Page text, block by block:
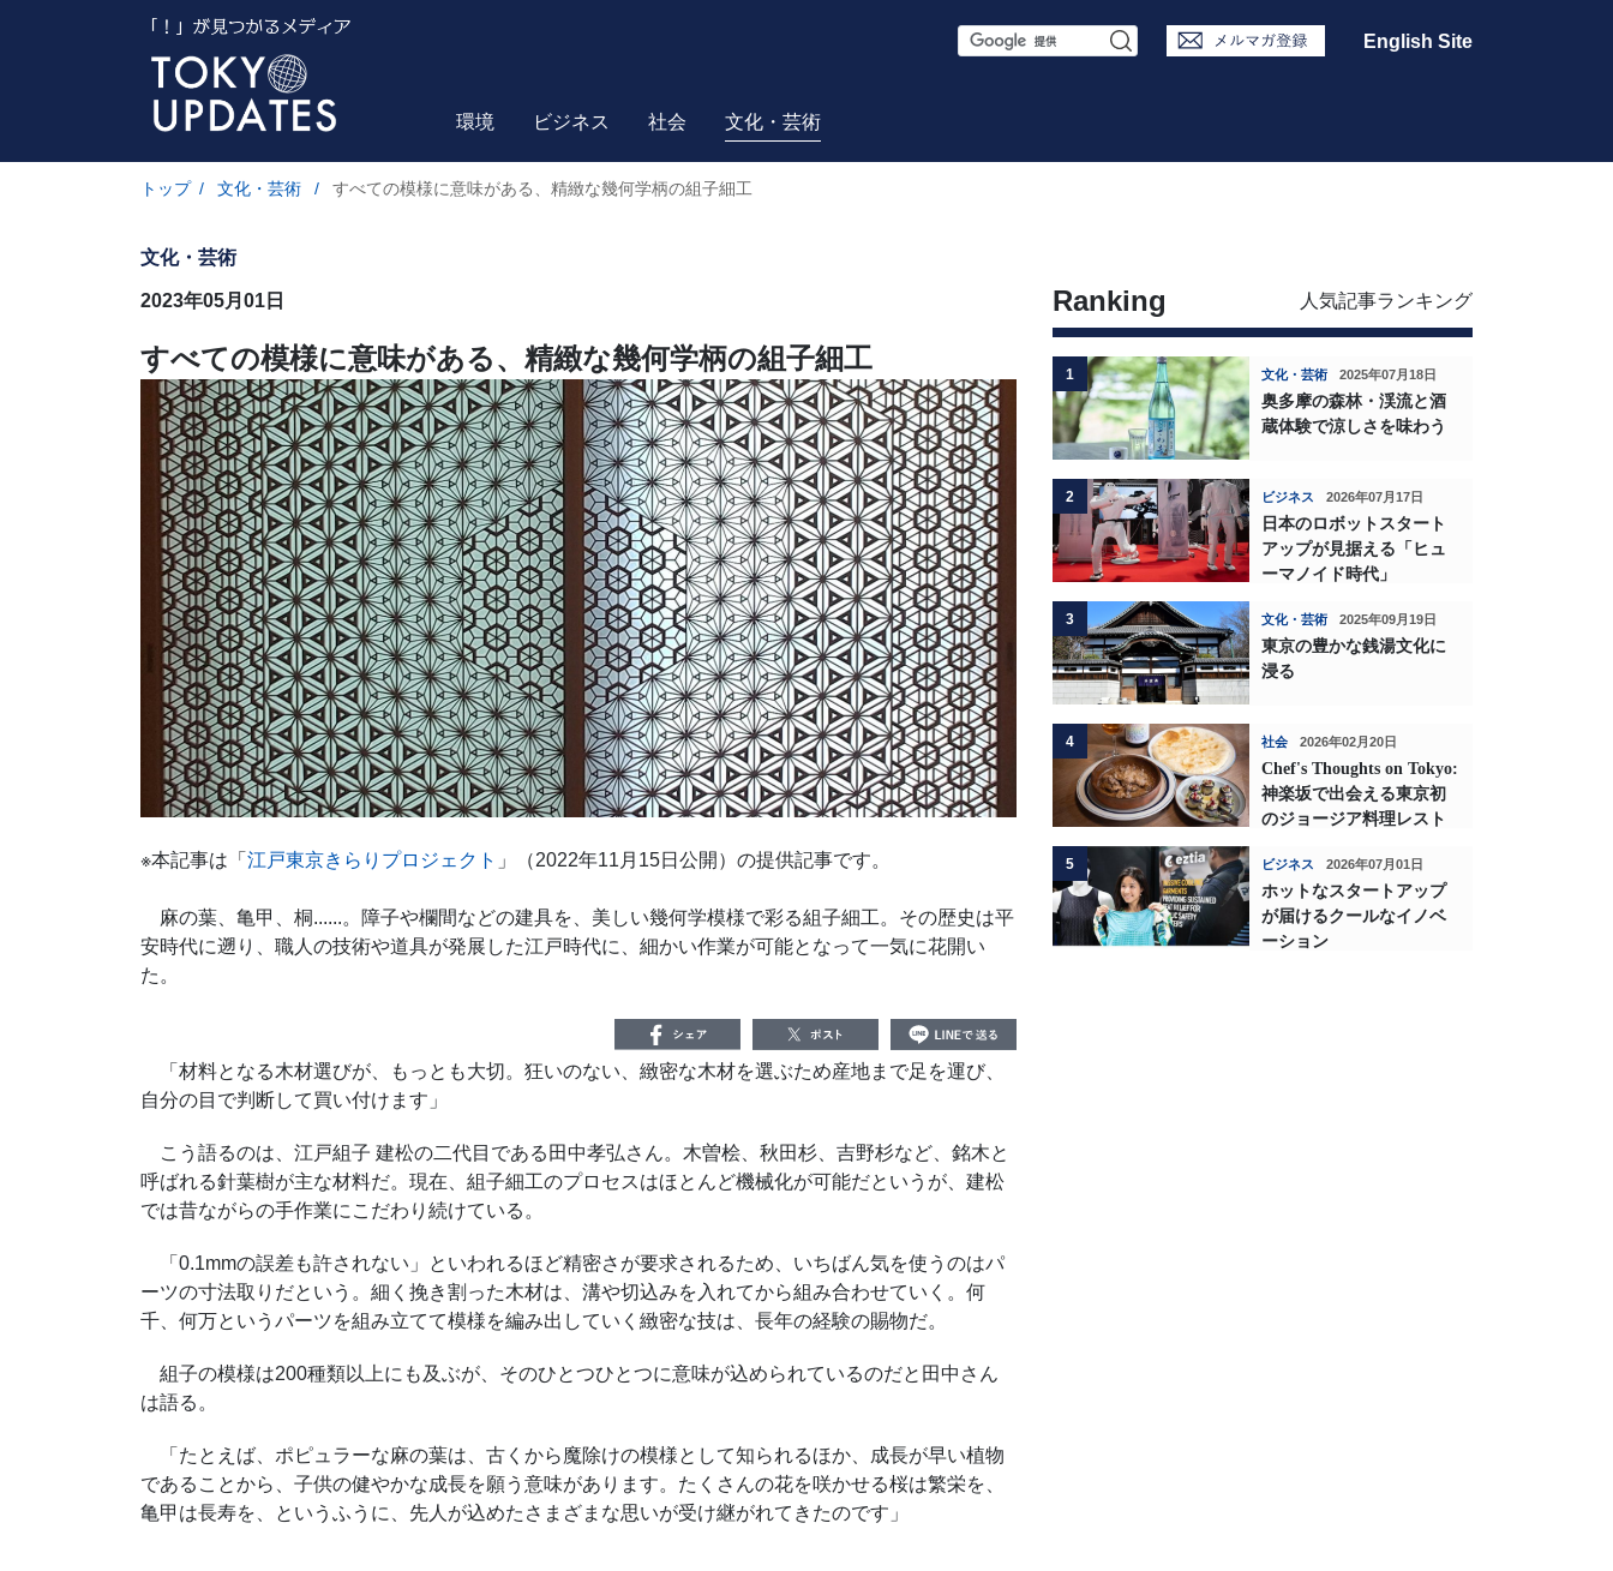
S
r
English Site
環境 ビジネス 社会 文化・芸術
トップ / 文化・芸術 / すべての模様に意味がある、精緻な幾何学柄の組子細工
文化・芸術
2023年05月01日
すべての模様に意味がある、精緻な幾何学柄の組子細工
※本記事は「 江戸東京きらりプロジェクト 」（2022年11月15日公開）の提供記事です。
麻の葉、亀甲、桐......。障子や欄間などの建具を、美しい幾何学模様で彩る組子細工。その歴史は平
安時代に遡り、職人の技術や道具が発展した江戸時代に、細かい作業が可能となって一気に花開い
た。
「材料となる木材選びが、もっとも大切。狂いのない、緻密な木材を選ぶため産地まで足を運び、
自分の目で判断して買い付けます」
こう語るのは、江戸組子 建松の二代目である田中孝弘さん。木曽桧、秋田杉、吉野杉など、銘木と
呼ばれる針葉樹が主な材料だ。現在、組子細工のプロセスはほとんど機械化が可能だというが、建松
では昔ながらの手作業にこだわり続けている。
「0.1mmの誤差も許されない」といわれるほど精密さが要求されるため、いちばん気を使うのはパ
ーツの寸法取りだという。細く挽き割った木材は、溝や切込みを入れてから組み合わせていく。何
千、何万というパーツを組み立てて模様を編み出していく緻密な技は、長年の経験の賜物だ。
組子の模様は200種類以上にも及ぶが、そのひとつひとつに意味が込められているのだと田中さん
は語る。
「たとえば、ポピュラーな麻の葉は、古くから魔除けの模様として知られるほか、成長が早い植物
であることから、子供の健やかな成長を願う意味があります。たくさんの花を咲かせる桜は繁栄を、
亀甲は長寿を、というふうに、先人が込めたさまざまな思いが受け継がれてきたのです」
Ranking 人気記事ランキング
1 文化・芸術 2025年07月18日
奥多摩の森林・渓流と酒
蔵体験で涼しさを味わう
2 ビジネス 2026年07月17日
日本のロボットスタート
アップが見据える「ヒュ
ーマノイド時代」
3 文化・芸術 2025年09月19日
東京の豊かな銭湯文化に
浸る
4 社会 2026年02月20日
Chef's Thoughts on Tokyo:
神楽坂で出会える東京初
のジョージア料理レスト
5 ビジネス 2026年07月01日
ホットなスタートアップ
が届けるクールなイノベ
ーション